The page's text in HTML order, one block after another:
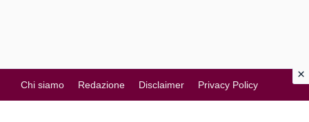
al
Chi siamo Redazione Disclaimer Privacy Policy